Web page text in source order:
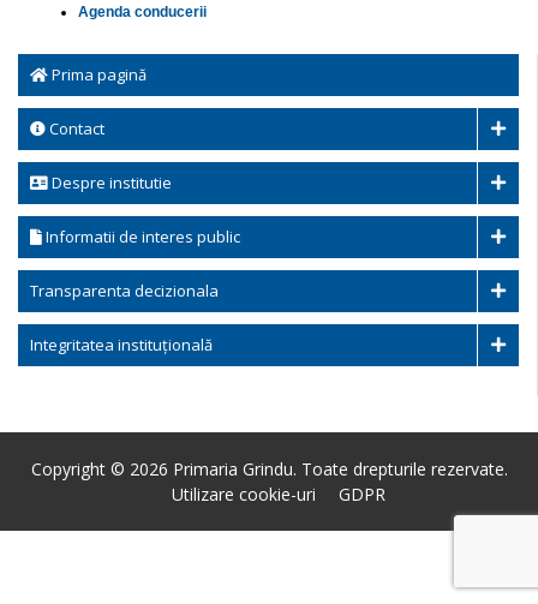
Prima pagină
Contact
Despre institutie
Informatii de interes public
Transparenta decizionala
Integritatea instituțională
Agenda conducerii
Copyright © 2026 Primaria Grindu. Toate drepturile rezervate.
Utilizare cookie-uri
GDPR